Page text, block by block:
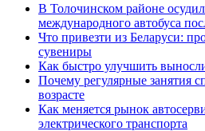
В Толочинском районе
международного автобуса
Что привезти из Беларуси:
сувениры
Как быстро улучшить
Почему регулярные занятия
возрасте
Как меняется рынок
электрического транспорта